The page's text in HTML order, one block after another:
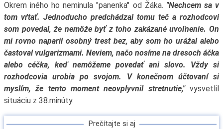
Okrem iného ho neminula "panenka" od Žáka. "Nechcem sa v
tom vŕtať. Jednoducho predchádzal tomu teč a rozhodcovi
som povedal, že nemôže byť z toho zakázané uvoľnenie. On
mi rovno naparil osobný trest bez, aby som ho urážal alebo
častoval vulgarizmami. Neviem, načo nosíme na dresoch áčka
alebo céčka, keď nemôžeme povedať ani slovo. Vždy si
rozhodcovia urobia po svojom. V konečnom účtovaní si
myslím, že tento moment neovplyvnil stretnutie,"vysvetlil
situáciu z 38.minúty.
Prečítajte si aj